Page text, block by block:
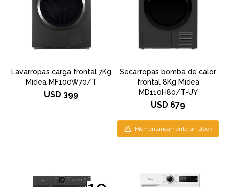
Lavarropas carga frontal 7Kg
Midea MF100W70/T
USD 399
Secarropas bomba de calor
frontal 8Kg Midea
MD110H80/T-UY
USD 679
Momentáneamente sin stock